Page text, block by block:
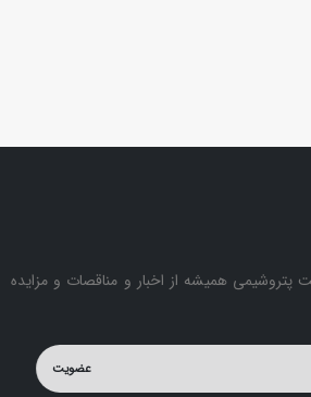
پتروشیمی همیشه از اخبار و مناقصات و مزایده
عضویت